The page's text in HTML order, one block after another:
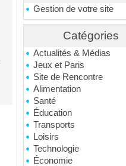
Gestion de votre site
Catégories
Actualités & Médias
Jeux et Paris
Site de Rencontre
Alimentation
Santé
Éducation
Transports
Loisirs
Technologie
Économie